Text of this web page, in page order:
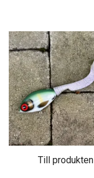
Till produkten